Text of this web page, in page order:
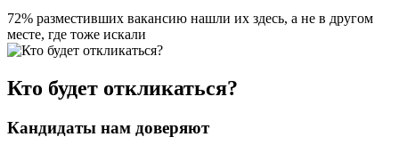
72% разместивших вакансию нашли их здесь, а не в другом
месте, где тоже искали
Кто будет откликаться?
Кандидаты нам доверяют